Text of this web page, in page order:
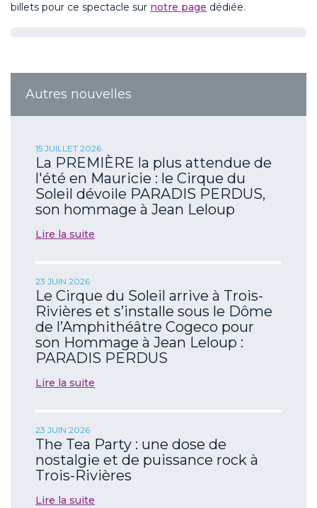
billets pour ce spectacle sur notre page dédiée.
Autres nouvelles
15 JUILLET 2026
La PREMIÈRE la plus attendue de
l'été en Mauricie : le Cirque du
Soleil dévoile PARADIS PERDUS,
son hommage à Jean Leloup
Lire la suite
23 JUIN 2026
Le Cirque du Soleil arrive à Trois-
Rivières et s’installe sous le Dôme
de l’Amphithéâtre Cogeco pour
son Hommage à Jean Leloup :
PARADIS PERDUS
Lire la suite
23 JUIN 2026
The Tea Party : une dose de
nostalgie et de puissance rock à
Trois-Rivières
Lire la suite